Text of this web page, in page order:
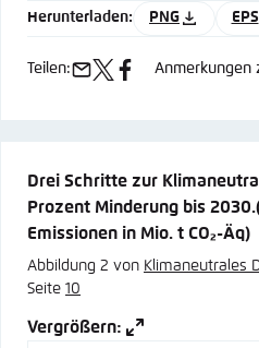
Herunterladen: PNG EPS
Teilen:
e- x facebook
Anmerkungen
Drei Schritte zur
Prozent Minderung bis
Emissionen in Mio. t CO₂-Äq)
Abbildung 2 von Klimaneutrales
Seite 10
Vergrößern: